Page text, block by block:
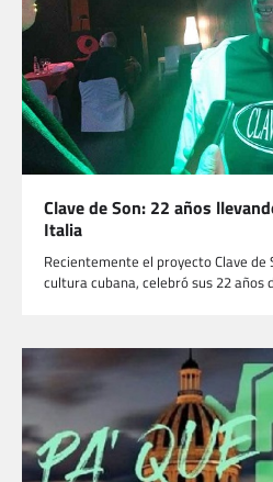
Clave de Son: 22 años
Italia
Recientemente el proyecto Clave
cultura cubana, celebró sus 22 años